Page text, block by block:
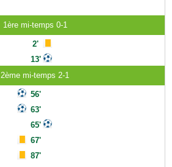
1ère mi-temps 0-1
2'
13'
2ème mi-temps 2-1
56'
63'
65'
67'
87'